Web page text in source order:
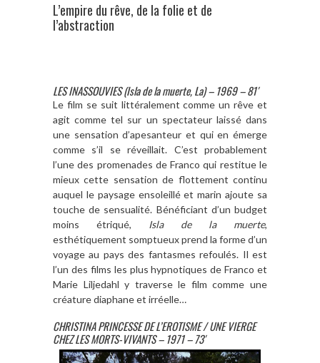
L’empire du rêve, de la folie et de
l’abstraction
LES INASSOUVIES (Isla de la muerte, La) – 1969 – 81′
Le film se suit littéralement comme un rêve et
agit comme tel sur un spectateur laissé dans
une sensation d’apesanteur et qui en émerge
comme s’il se réveillait. C’est probablement
l’une des promenades de Franco qui restitue le
mieux cette sensation de flottement continu
auquel le paysage ensoleillé et marin ajoute sa
touche de sensualité. Bénéficiant d’un budget
moins étriqué, Isla de la muerte,
esthétiquement somptueux prend la forme d’un
voyage au pays des fantasmes refoulés. Il est
l’un des films les plus hypnotiques de Franco et
Marie Liljedahl y traverse le film comme une
créature diaphane et irréelle…
CHRISTINA PRINCESSE DE L’EROTISME / UNE VIERGE
CHEZ LES MORTS-VIVANTS – 1971 – 73′